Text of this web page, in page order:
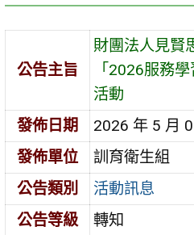
公告主旨
財團法人見賢
「2026服務
活動
發佈日期
2026 年 5 月
發佈單位
訓育衛生組
公告類別
活動訊息
公告等級
轉知